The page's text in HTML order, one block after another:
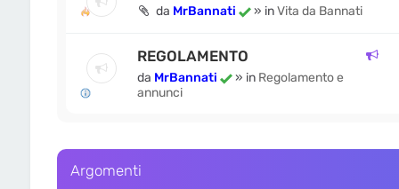
da MrBannati » inVita da Bannati
REGOLAMENTO
da MrBannati » in Regolamento e
annunci
Argomenti